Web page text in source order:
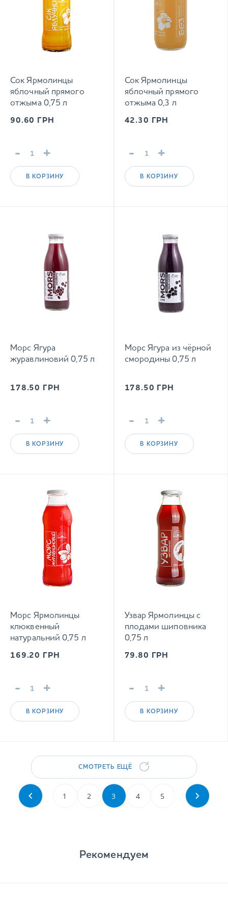
Сок Ярмолинцы
яблочный прямого
отжыма 0,75 л
90.60 ГРН
- +
В КОРЗИНУ
Сок Ярмолинцы
яблочный прямого
отжыма 0,3 л
42.30 ГРН
- +
В КОРЗИНУ
Морс Ягура
журавлиновий 0,75 л
178.50 ГРН
- +
В КОРЗИНУ
Морс Ягура из чёрной
смородины 0,75 л
178.50 ГРН
- +
В КОРЗИНУ
Морс Ярмолинцы
клюквенный
натуральний 0,75 л
169.20 ГРН
- +
В КОРЗИНУ
Узвар Ярмолинцы с
плодами шиповника
0,75 л
79.80 ГРН
- +
В КОРЗИНУ
СМОТРЕТЬ ЕЩЁ
1 2 3 4 5
Рекомендуем